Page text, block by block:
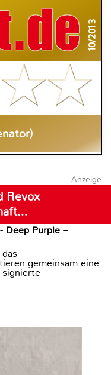
10/2013
Anzeige
Revox
Deep Purple –
gemeinsam eine